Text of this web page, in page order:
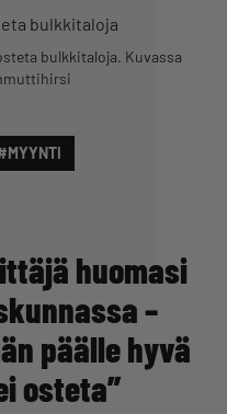
bulkkitaloja. Kuvassa
huomasi
–
päälle hyvä
osteta”